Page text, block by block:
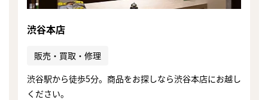
渋谷本店
販売・買取・修理
渋谷駅から徒歩5分。商品をお探しなら渋谷本店にお越し
ください。